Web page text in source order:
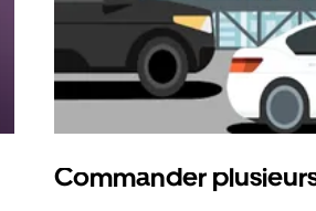
Commander